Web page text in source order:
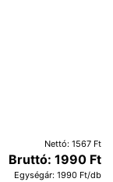
Nettó: 1567 Ft
Bruttó: 1990 Ft
Egységár: 1990 Ft/db